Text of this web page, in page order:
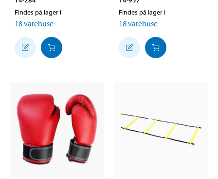
Findes på lager i
18varehuse
Findes på lager i
18varehuse